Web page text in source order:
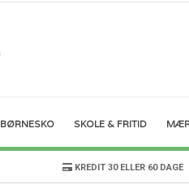
BØRNESKO SKOLE & FRITID
KREDIT 30 ELLER 60 DAGE